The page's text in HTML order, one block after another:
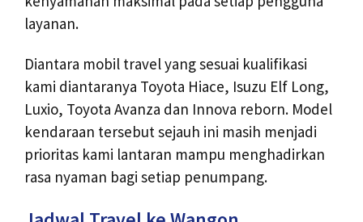
layanan.
Diantara mobil travel yang sesuai kualifikasi
kami diantaranya Toyota Hiace, Isuzu Elf Long,
Luxio, Toyota Avanza dan Innova reborn. Model
kendaraan tersebut sejauh ini masih menjadi
prioritas kami lantaran mampu menghadirkan
rasa nyaman bagi setiap penumpang.